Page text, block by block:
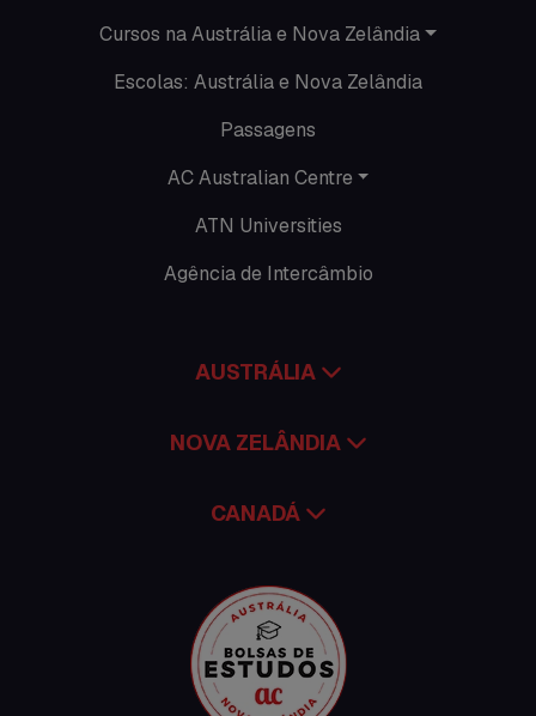
Passeios
Promoções
Time Lapses
Cursos na Austrália e Nova Zelândia
Escolas: Austrália e Nova Zelândia
Passagens
AC Australian Centre
ATN Universities
Agência de Intercâmbio
AUSTRÁLIA
NOVA ZELÂNDIA
CANADÁ